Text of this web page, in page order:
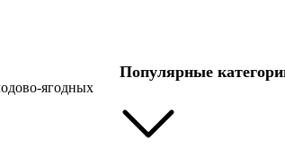
ягодных
Популярные